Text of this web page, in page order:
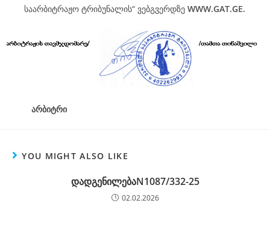
საარბიტრაჟო ტრიბუნალის“ ვებგვერდზე WWW.GAT.GE.
არბიტრი
YOU MIGHT ALSO LIKE
დადგენილებაN1087/332-25
02.02.2026